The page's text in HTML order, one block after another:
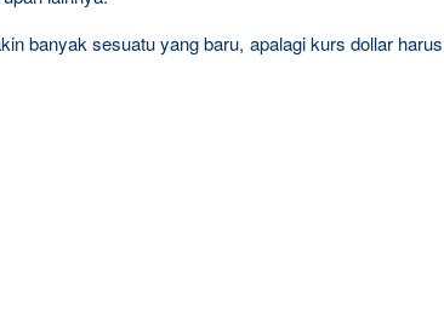
banyak sesuatu yang baru, apalagi kurs dollar harus